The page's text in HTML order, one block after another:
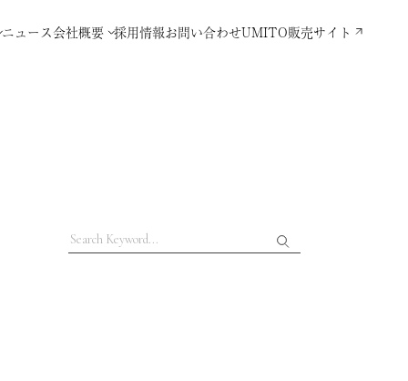
ニュース会社概要 採用情報お問い合わせUMITO販売サイト